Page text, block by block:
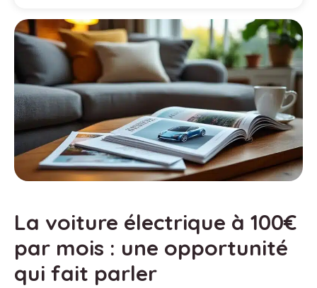
La voiture électrique à 100€
par mois : une opportunité
qui fait parler